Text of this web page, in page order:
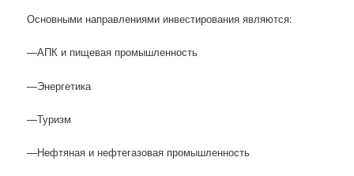
Основными направлениями инвестирования являются:
—АПК и пищевая промышленность
—Энергетика
—Туризм
—Нефтяная и нефтегазовая промышленность